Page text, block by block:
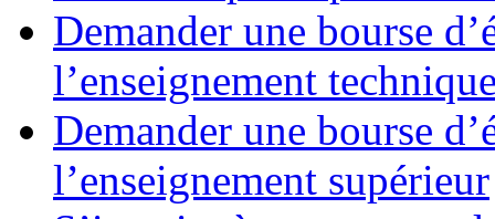
Demander une bourse
l’enseignement
Demander une bourse
l’enseignement supérieur